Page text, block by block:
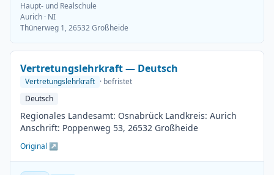
Haupt- und Realschule
Aurich · NI
Thünerweg 1, 26532 Großheide
Vertretungslehrkraft — Deutsch
Vertretungslehrkraft · befristet
Deutsch
Regionales Landesamt: Osnabrück Landkreis: Aurich
Anschrift: Poppenweg 53, 26532 Großheide
Original ↗